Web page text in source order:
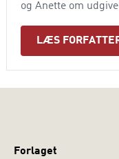
og Anette om
LÆS
Forlaget